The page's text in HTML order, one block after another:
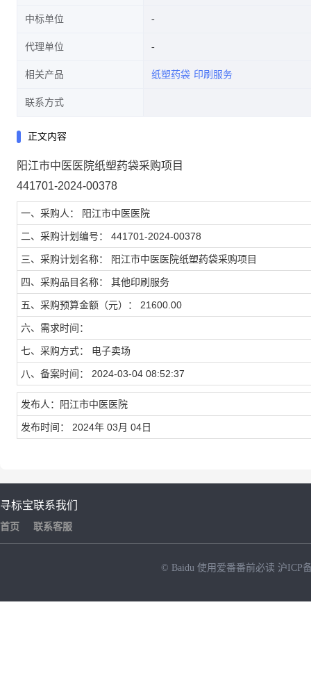
中标单位
代理单位
相关产品 纸塑药袋 印刷服务
联系方式
正文内容
阳江市中医医院纸塑药袋采购项目
441701-2024-00378
一、采购人： 阳江市中医医院
二、采购计划编号： 441701-2024-00378
三、采购计划名称： 阳江市中医医院纸塑药袋采购项目
四、采购品目名称： 其他印刷服务
五、采购预算金额（元）： 21600.00
六、需求时间：
七、采购方式： 电子卖场
八、备案时间： 2024-03-04 08:52:37
发布人：阳江市中医医院
发布时间： 2024年 03月 04日
寻标宝
首页
联系我们
联系客服
© Baidu 使用爱番番前必读 沪ICP